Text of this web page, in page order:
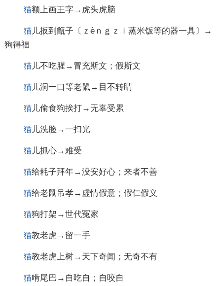
猫额上画王字→虎头虎脑
猫儿扳到甑子〔ｚèｎｇｚｉ蒸米饭等的器一具〕→
狗得福
猫儿不吃腥→冒充斯文；假斯文
猫儿洞一口等老鼠→目不转睛
猫儿偷食狗挨打→无辜受累
猫儿洗脸→一扫光
猫儿抓心→难受
猫给耗子拜年→没安好心；来者不善
猫给老鼠吊孝→虚情假意；假仁假义
猫狗打架→世代冤家
猫教老虎→留一手
猫教老虎上树→天下奇闻；无奇不有
猫啃尾巴→自吃自；自咬自